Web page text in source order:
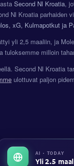
Second Nl Kroatia,
Nl Kroatia parhaiden
xG, Kulmapotkut ja
yli 2,5 maaliin, ja
milloin
Second Nl Kroatia
ulottuvat paljon
AI · TODAY
Yli 2.5